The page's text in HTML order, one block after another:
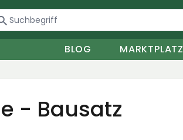
BLOG MARKTPLATZ
- Bausatz